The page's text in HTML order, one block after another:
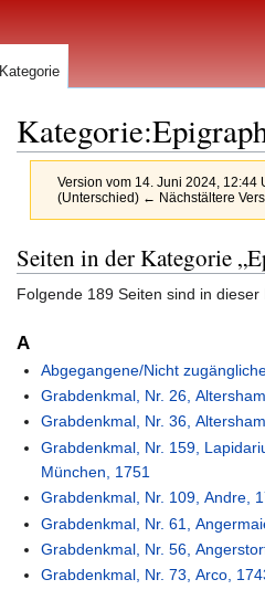
Kategorie:
Version vom 14. Juni 2024, 12:44
(Unterschied) ← Nächstältere
Zur
Navigation
springen
Zur
Suche
springen
Seiten in der Kategorie
Folgende 189 Seiten sind in
A
Abgegangene/Nicht
Grabdenkmal, Nr. 26,
Grabdenkmal, Nr. 36,
Grabdenkmal, Nr. 159,
München, 1751
Grabdenkmal, Nr. 109, Andre,
Grabdenkmal, Nr. 61,
Grabdenkmal, Nr. 56,
Grabdenkmal, Nr. 73, Arco,
Kategorie